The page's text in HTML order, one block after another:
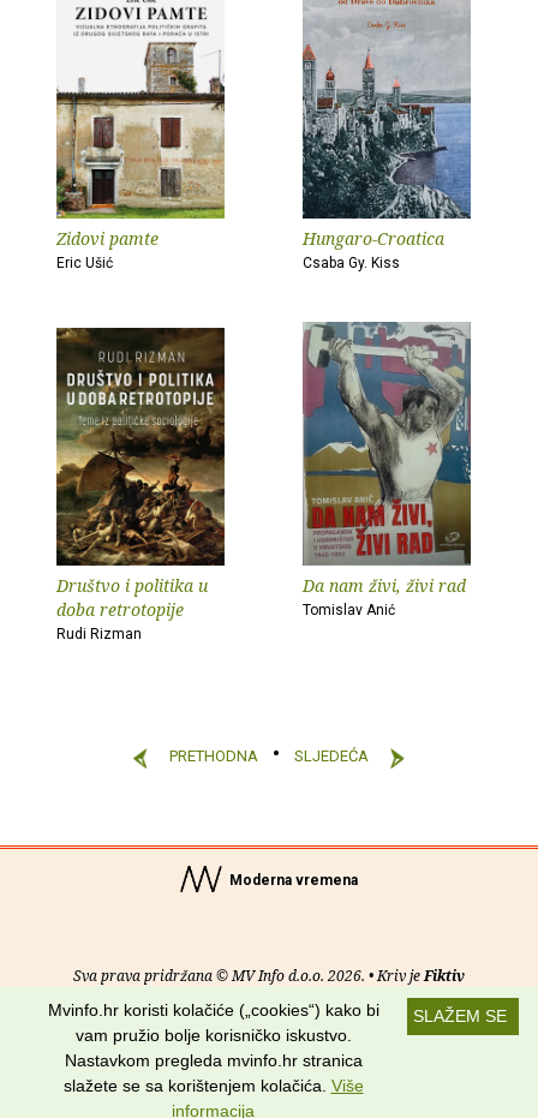
Zidovi pamte
Eric Ušić
Hungaro-Croatica
Csaba Gy. Kiss
Društvo i politika u
doba retrotopije
Rudi Rizman
Da nam živi, živi rad
Tomislav Anić
PRETHODNA SLJEDEĆA
Moderna vremena
Sva prava pridržana © MV Info d.o.o. 2026. • Kriv jeFiktiv
Uvjeti korištenja RSS kanali
Potraži nas na:
SLAŽEM SE
Mvinfo.hr koristi kolačiće („cookies“) kako bi
vam pružio bolje korisničko iskustvo.
Nastavkom pregleda mvinfo.hr stranica
slažete se sa korištenjem kolačića. Više
informacija